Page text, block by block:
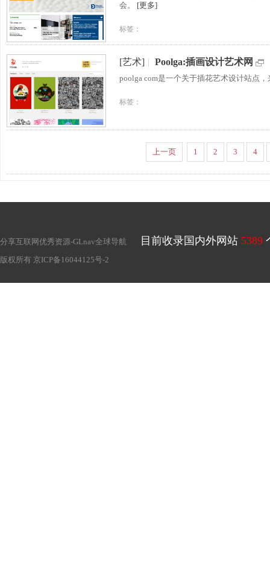
会。 [更多]
标签：
[艺术] | Poolga:插画设计艺术网
poolga com是一个关于插花艺术设计站点
标签：
上一页 1 2 3 4
分享互联网优秀资源-GLnav全球导航 目前收录国内外网站 5389
版权所有 京ICP备16044125号-2